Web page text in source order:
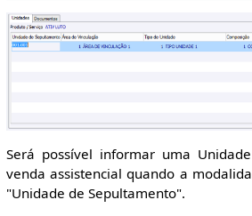
Será possível informar uma
venda assistencial quando a
"Unidade de Sepultamento".